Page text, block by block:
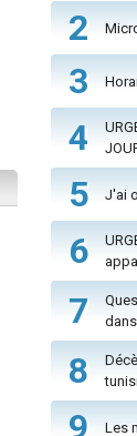
2
3
4
5 J'ai
6
7
8
9 Les